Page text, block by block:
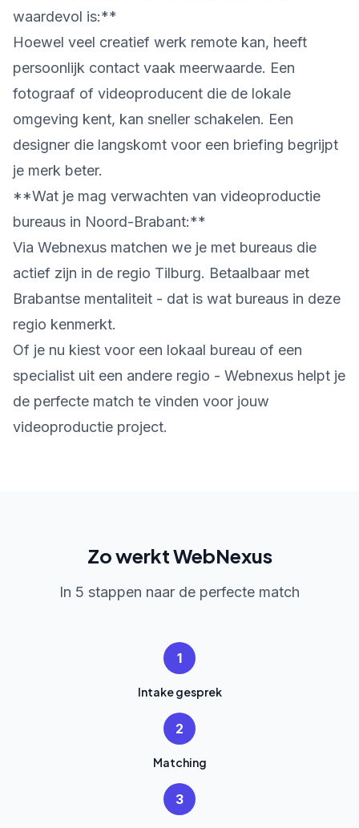
waardevol is:**
Hoewel veel creatief werk remote kan, heeft
persoonlijk contact vaak meerwaarde. Een
fotograaf of videoproducent die de lokale
omgeving kent, kan sneller schakelen. Een
designer die langskomt voor een briefing begrijpt
je merk beter.
**Wat je mag verwachten van videoproductie
bureaus in Noord-Brabant:**
Via Webnexus matchen we je met bureaus die
actief zijn in de regio Tilburg. Betaalbaar met
Brabantse mentaliteit - dat is wat bureaus in deze
regio kenmerkt.
Of je nu kiest voor een lokaal bureau of een
specialist uit een andere regio - Webnexus helpt je
de perfecte match te vinden voor jouw
videoproductie project.
Zo werkt WebNexus
In 5 stappen naar de perfecte match
1
Intake gesprek
2
Matching
3